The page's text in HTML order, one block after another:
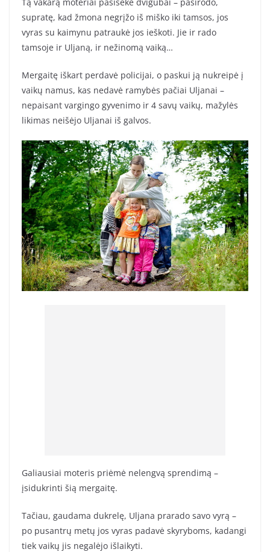
supratę, kad žmona negrįžo iš miško iki tamsos, jos
vyras su kaimynu patraukė jos ieškoti. Jie ir rado
tamsoje ir Uljaną, ir nežinomą vaiką…
Mergaitę iškart perdavė policijai, o paskui ją nukreipė į
vaikų namus, kas nedavė ramybės pačiai Uljanai –
nepaisant vargingo gyvenimo ir 4 savų vaikų, mažylės
likimas neišėjo Uljanai iš galvos.
Galiausiai moteris priėmė nelengvą sprendimą –
įsidukrinti šią mergaitę.
Tačiau, gaudama dukrelę, Uljana prarado savo vyrą –
po pusantrų metų jos vyras padavė skyryboms, kadangi
tiek vaikų jis negalėjo išlaikyti.